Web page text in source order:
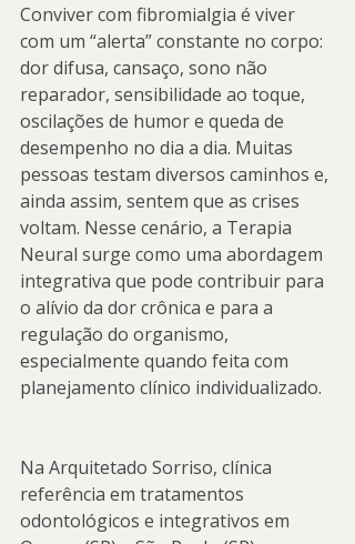
Conviver com fibromialgia é viver
com um “alerta” constante no corpo:
dor difusa, cansaço, sono não
reparador, sensibilidade ao toque,
oscilações de humor e queda de
desempenho no dia a dia. Muitas
pessoas testam diversos caminhos e,
ainda assim, sentem que as crises
voltam. Nesse cenário, a Terapia
Neural surge como uma abordagem
integrativa que pode contribuir para
o alívio da dor crônica e para a
regulação do organismo,
especialmente quando feita com
planejamento clínico individualizado.
Na Arquitetado Sorriso, clínica
referência em tratamentos
odontológicos e integrativos em